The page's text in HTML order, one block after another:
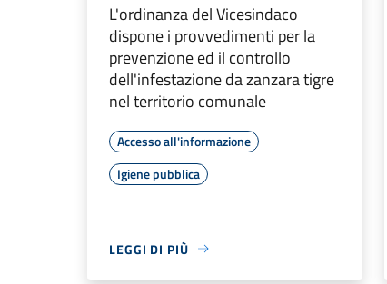
L'ordinanza del Vicesindaco
dispone i provvedimenti per la
prevenzione ed il controllo
dell'infestazione da zanzara tigre
nel territorio comunale
Accesso all'informazione
Igiene pubblica
LEGGI DI PIÙ